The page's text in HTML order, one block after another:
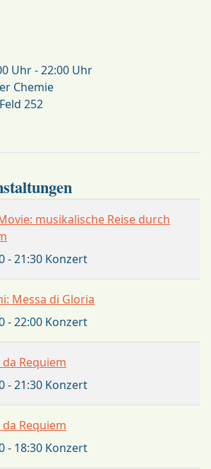
Uhr - 22:00 Uhr
Chemie
252
musikalische Reise durch
-21:30 Konzert
Messa di Gloria
-22:00 Konzert
Requiem
-21:30 Konzert
Requiem
- 18:30 Konzert